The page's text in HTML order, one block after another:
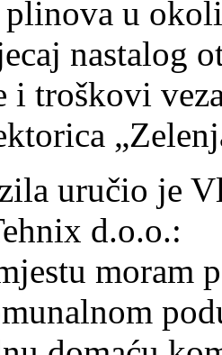
u
nastalog
i troškovi
uručio je
d.o.o.:
moram